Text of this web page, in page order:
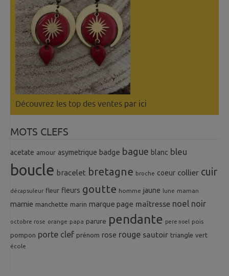
Découvrez les top des ventes par ici
MOTS CLEFS
acetate amour asymetrique badge bague blanc bleu
boucle bracelet bretagne broche coeur collier cuir
décapsuleur fleur fleurs goutte homme jaune lune maman
mamie manchette marin marque page maîtresse noel noir
octobre rose orange papa parure pendante pere noel pois
pompon porte clef prénom rose rouge sautoir triangle vert
école